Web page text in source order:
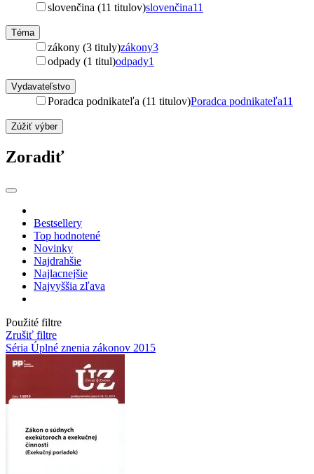
slovenčina (11 titulov)slovenčina11
Téma
zákony (3 tituly)zákony3
odpady (1 titul)odpady1
Vydavateľstvo
Poradca podnikateľa (11 titulov)Poradca podnikateľa11
Zúžiť výber
Zoradiť
Bestsellery
Top hodnotené
Novinky
Najdrahšie
Najlacnejšie
Najvyššia zľava
Použité filtre
Zrušiť filtre
Séria Úplné znenia zákonov 2015